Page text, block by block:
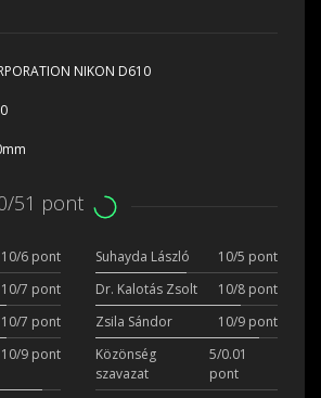
NIKON D610
51 pont
10/6 pont Suhayda László
10/5 pont
10/7 pont Dr. Kalotás Zsolt
10/8 pont
10/7 pont Zsila Sándor
10/9 pont
10/9 pont
Közönség
szavazat
5/0.01
pont